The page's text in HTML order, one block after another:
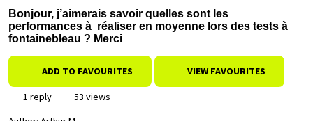
Bonjour, j’aimerais savoir quelles sont les
performances à réaliser en moyenne lors des tests à
fontainebleau ? Merci
ADD TO FAVOURITES VIEW FAVOURITES
1 reply
53 views